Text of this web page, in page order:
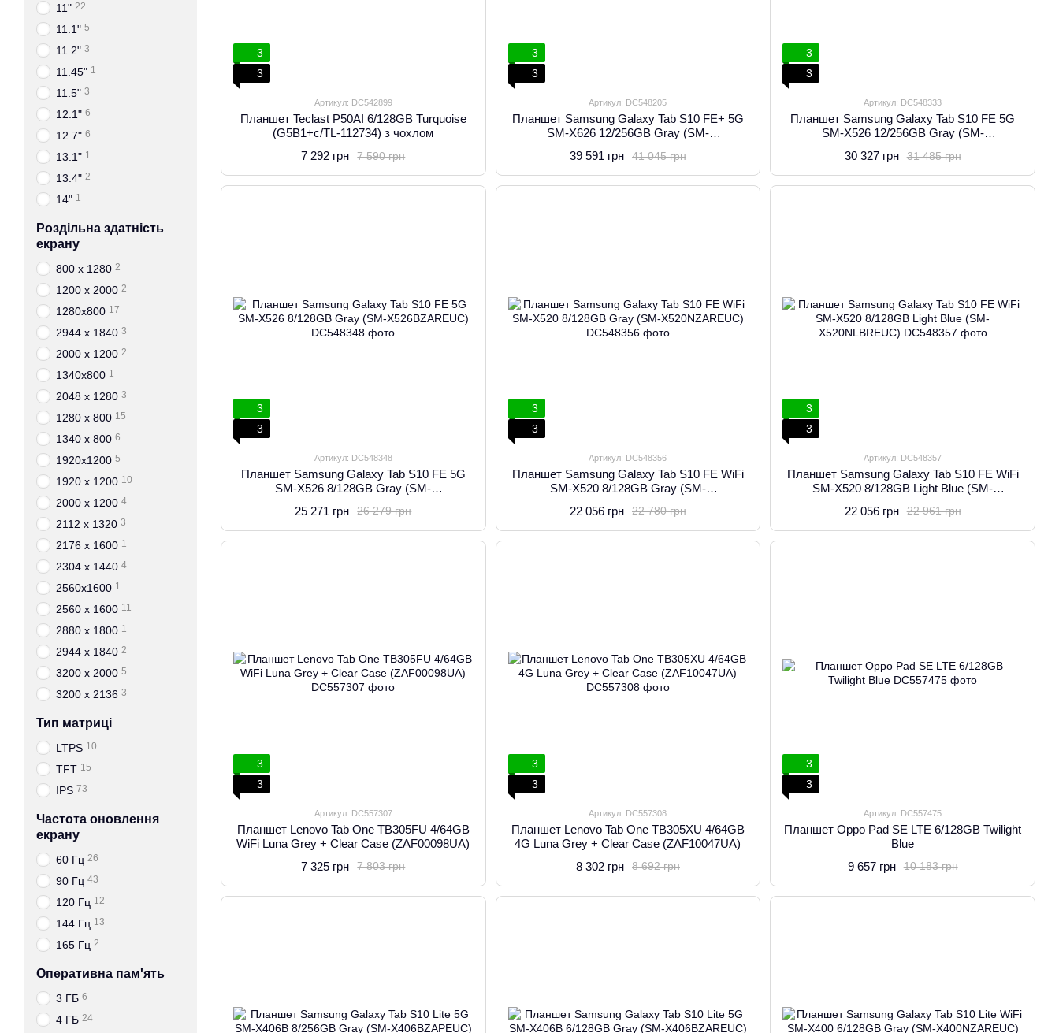
3
3
Артикул: DC542899
Планшет Teclast P50AI 6/128GB Turquoise
(G5B1+с/TL-112734) з чохлом
7 590 грн
7 292 грн
3
3
Артикул: DC548205
Планшет Samsung Galaxy Tab S10 FE+ 5G
SM-X626 12/256GB Gray (SM-
41 045 грн
39 591 грн
3
3
Артикул: DC548333
Планшет Samsung Galaxy Tab S10 FE 5G
SM-X526 12/256GB Gray (SM-
31 485 грн
30 327 грн
3
3
Артикул: DC548348
Планшет Samsung Galaxy Tab S10 FE 5G
SM-X526 8/128GB Gray (SM-
26 279 грн
25 271 грн
3
3
Артикул: DC548356
Планшет Samsung Galaxy Tab S10 FE WiFi
SM-X520 8/128GB Gray (SM-
22 780 грн
22 056 грн
3
3
Артикул: DC548357
Планшет Samsung Galaxy Tab S10 FE WiFi
SM-X520 8/128GB Light Blue (SM-
22 961 грн
22 056 грн
3
3
Артикул: DC557307
Планшет Lenovo Tab One TB305FU 4/64GB
WiFi Luna Grey + Clear Case (ZAF00098UA)
7 803 грн
7 325 грн
3
3
Артикул: DC557308
Планшет Lenovo Tab One TB305XU 4/64GB
4G Luna Grey + Clear Case (ZAF10047UA)
8 692 грн
8 302 грн
3
3
Артикул: DC557475
Планшет Oppo Pad SE LTE 6/128GB Twilight
Blue
10 183 грн
9 657 грн
11" 22
11.1" 5
11.2" 3
11.45" 1
11.5" 3
12.1" 6
12.7" 6
13.1" 1
13.4" 2
14" 1
Роздільна здатність
екрану
800 x 1280 2
1200 x 2000 2
1280x800 17
2944 x 1840 3
2000 x 1200 2
1340x800 1
2048 х 1280 3
1280 x 800 15
1340 x 800 6
1920x1200 5
1920 x 1200 10
2000 х 1200 4
2112 x 1320 3
2176 x 1600 1
2304 х 1440 4
2560x1600 1
2560 x 1600 11
2880 x 1800 1
2944 х 1840 2
3200 x 2000 5
3200 x 2136 3
Тип матриці
LTPS 10
TFT 15
IPS 73
Частота оновлення
екрану
60 Гц 26
90 Гц 43
120 Гц 12
144 Гц 13
165 Гц 2
Оперативна пам'ять
3 ГБ 6
4 ГБ 24